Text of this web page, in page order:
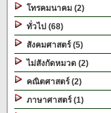
โทรคมนาคม (2)
ทั่วไป (68)
สังคมศาสตร์ (5)
ไม่สังกัดหมวด (2)
คณิตศาสตร์ (2)
ภาษาศาสตร์ (1)